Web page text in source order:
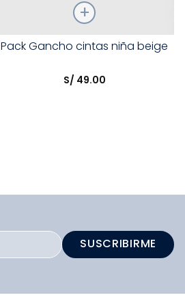
Talla
Pack Gancho cintas niña beige
S/ 49.00
SUSCRIBIRME